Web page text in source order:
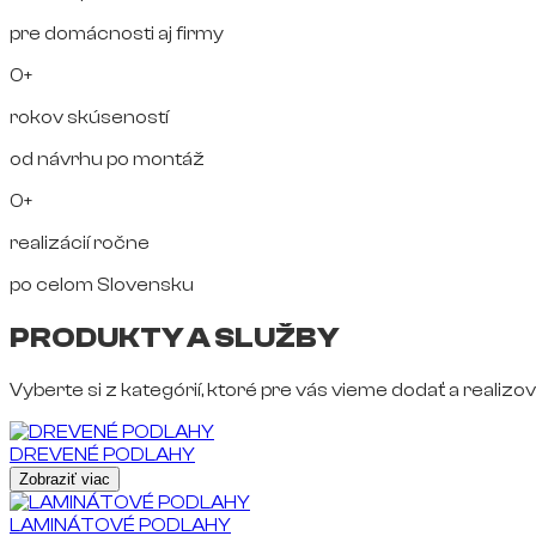
pre domácnosti aj firmy
0+
rokov skúseností
od návrhu po montáž
0+
realizácií ročne
po celom Slovensku
PRODUKTY A SLUŽBY
Vyberte si z kategórií, ktoré pre vás vieme dodať a
DREVENÉ PODLAHY
Zobraziť viac
LAMINÁTOVÉ PODLAHY